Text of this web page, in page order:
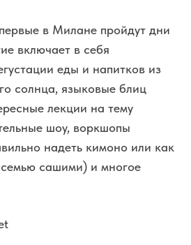
в Милане пройдут дни
включает в себя
еды и напитков из
солнца, языковые блиц
лекции на тему
шоу, воркшопы
надеть кимоно или как
сашими) и многое